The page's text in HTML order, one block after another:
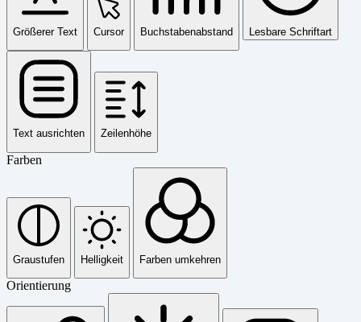
Größerer Text Cursor Buchstabenabstand Lesbare Schriftart
Text ausrichten Zeilenhöhe
Farben
Graustufen Helligkeit Farben umkehren
Orientierung